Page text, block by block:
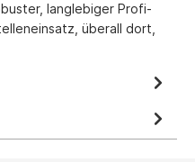
langlebiger Profi-
überall dort,